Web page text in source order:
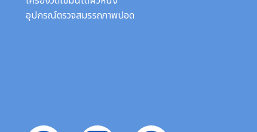
อุปกรณ์ตรวจสมรรถภาพปอด